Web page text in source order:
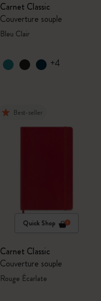
Carnet Classic
Couverture souple
Bleu Clair
+4
Best-seller
Quick Shop
Carnet Classic
Couverture souple
Rouge Écarlate